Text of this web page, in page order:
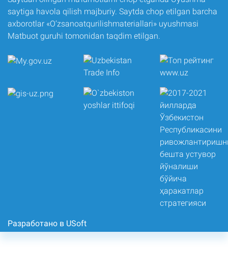
saytiga havola qilish majburiy. Saytda chop etilgan barcha
axborotlar «O‘zsanoatqurilishmateriallari» uyushmasi
Matbuot guruhi tomonidan taqdim etilgan.
Разработано в USoft